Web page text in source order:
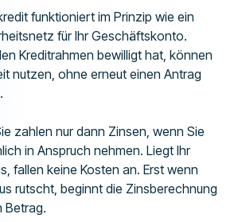
funktioniert im Prinzip wie ein
für Ihr Geschäftskonto.
Kreditrahmen bewilligt hat, können
nutzen, ohne erneut einen Antrag
zahlen nur dann Zinsen, wenn Sie
in Anspruch nehmen. Liegt Ihr
fallen keine Kosten an. Erst wenn
rutscht, beginnt die Zinsberechnung
Betrag.